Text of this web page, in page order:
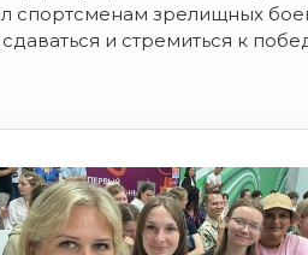
спортсменам зрелищных
и стремиться к